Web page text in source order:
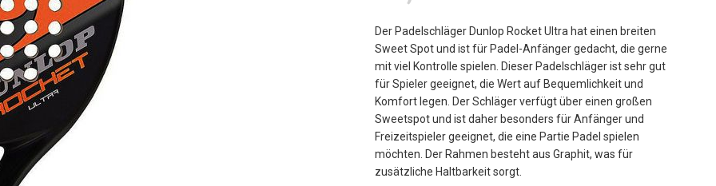
Der Padelschläger Dunlop Rocket Ultra hat einen breiten
Sweet Spot und ist für Padel-Anfänger gedacht, die gerne
mit viel Kontrolle spielen. Dieser Padelschläger ist sehr gut
für Spieler geeignet, die Wert auf Bequemlichkeit und
Komfort legen. Der Schläger verfügt über einen großen
Sweetspot und ist daher besonders für Anfänger und
Freizeitspieler geeignet, die eine Partie Padel spielen
möchten. Der Rahmen besteht aus Graphit, was für
zusätzliche Haltbarkeit sorgt.